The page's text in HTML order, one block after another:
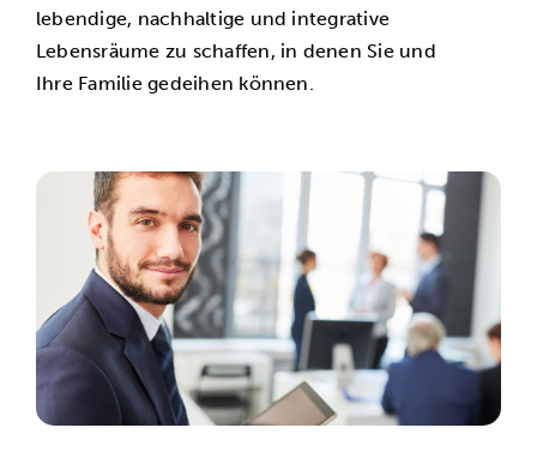
lebendige, nachhaltige und integrative
Lebensräume zu schaffen, in denen Sie und
Ihre Familie gedeihen können.